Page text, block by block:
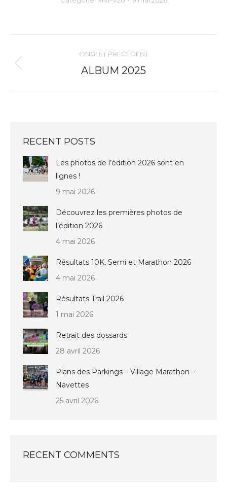
NAVIGATION
DE
COMMENTAIRE
ONGLET PRÉCÉDENT
Onglet
ALBUM 2025
RECENT POSTS
Les photos de l’édition 2026 sont en
lignes !
9 mai 2026
Découvrez les premières photos de
l’édition 2026
4 mai 2026
Résultats 10K, Semi et Marathon 2026
4 mai 2026
Résultats Trail 2026
1 mai 2026
Retrait des dossards
28 avril 2026
Plans des Parkings – Village Marathon –
Navettes
25 avril 2026
RECENT COMMENTS